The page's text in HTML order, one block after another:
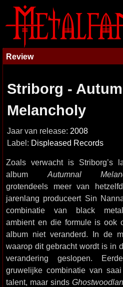
Review
Striborg -
Melancholy
Jaar van release: 2008
Label: Displeased Records
Zoals verwacht is Striborg’s
album Autumnal
grotendeels meer van
jarenlang produceert Sin
combinatie van black
ambient en die formule is ook
album niet veranderd. In de
waarop dit gebracht wordt is in
verandering geslopen.
gruwelijke combinatie van
talent, maar sinds